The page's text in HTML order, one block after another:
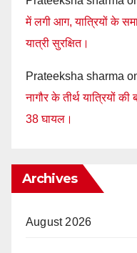
में लगी आग, यात्रियों के
यात्री सुरक्षित।
Prateeksha sharma
नागौर के तीर्थ यात्रियों
38 घायल।
Archives
August 2026